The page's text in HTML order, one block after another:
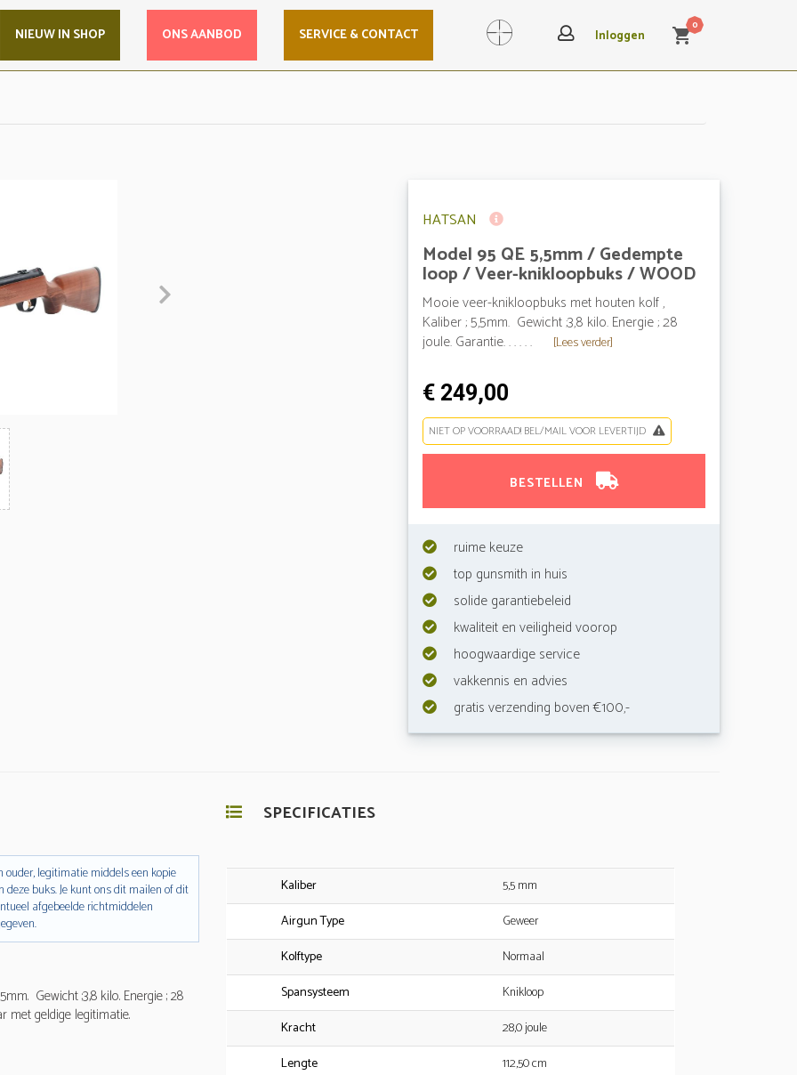
Inloggen shopping_cart0
Search
NIEUW IN SHOP ONS AANBOD SERVICE & CONTACT
HATSAN
Model 95 QE 5,5mm / Gedempte
loop / Veer-knikloopbuks / WOOD
Mooie veer-knikloopbuks met houten kolf ,
Kaliber ; 5,5mm. Gewicht ;3,8 kilo. Energie ; 28
joule. Garantie. . . . . .
[Lees verder]
€ 249,00
NIET OP VOORRAAD! BEL/MAIL VOOR LEVERTIJD
BESTELLEN
ruime keuze
top gunsmith in huis
solide garantiebeleid
kwaliteit en veiligheid voorop
hoogwaardige service
vakkennis en advies
gratis verzending boven €100,-
ouder, legitimatie middels een kopie
buks. Je kunt ons dit mailen of dit
afgebeelde richtmiddelen
Gewicht ;3,8 kilo. Energie ; 28
met geldige legitimatie.
SPECIFICATIES
Kaliber
5,5 mm
Airgun Type
Geweer
Kolftype
Normaal
Spansysteem
Knikloop
Kracht
28,0 joule
Lengte
112,50 cm